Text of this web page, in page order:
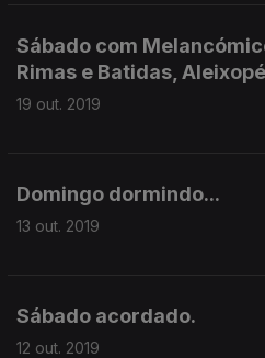
Sábado com
Rimas e Batidas,
19 out. 2019
Domingo dormindo...
13 out. 2019
Sábado acordado.
12 out. 2019